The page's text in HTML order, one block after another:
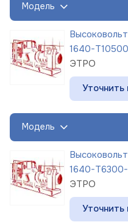
Модель
1640-
ЭТРО
Уточнить
Модель
1640-Т6300-
ЭТРО
Уточнить